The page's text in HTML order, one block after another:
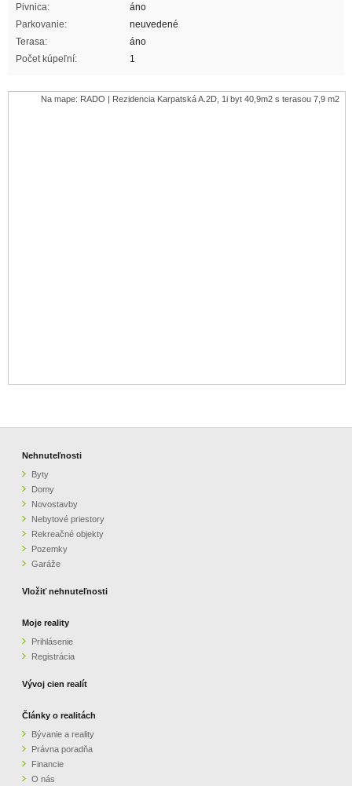
Pivnica:
áno
Parkovanie:
neuvedené
Terasa:
áno
Počet kúpeľní:
1
Na mape: RADO | Rezidencia Karpatská A.2D, 1i byt 40,9m2 s terasou 7,9 m2
Nehnuteľnosti
Byty
Domy
Novostavby
Nebytové priestory
Rekreačné objekty
Pozemky
Garáže
Vložiť nehnuteľnosti
Moje reality
Prihlásenie
Registrácia
Vývoj cien realít
Články o realitách
Bývanie a reality
Právna poradňa
Financie
O nás